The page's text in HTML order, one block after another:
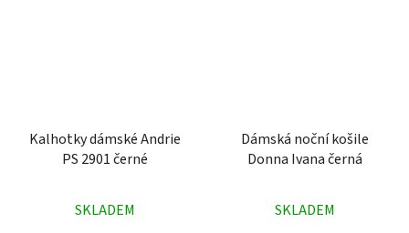
Kalhotky dámské Andrie
PS 2901 černé
hodnocení
SKLADEM
Dámská noční košile
Donna Ivana černá
hodnocení
SKLADEM